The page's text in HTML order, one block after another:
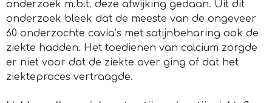
onderzoek m.b.t. deze afwijking gedaan. Uit dit
onderzoek bleek dat de meeste van de ongeveer
60 onderzochte cavia’s met satijnbeharing ook de
ziekte hadden. Het toedienen van calcium zorgde
er niet voor dat de ziekte over ging of dat het
ziekteproces vertraagde.